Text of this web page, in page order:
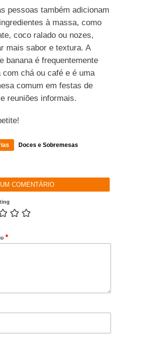
pessoas também adicionam
à massa, como
coco ralado ou nozes,
mais sabor e textura. A
banana é frequentemente
com chá ou café e é uma
comum em festas de
reuniões informais.
Doces e Sobremesas
COMENTÁRIO
*